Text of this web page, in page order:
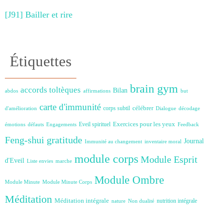
[J91] Bailler et rire
Étiquettes
abdos accords toltèques affirmations Bilan brain gym but
d'amélioration carte d'immunité corps subtil célébrer Dialogue décodage
émotions défauts Engagements Eveil spirituel Exercices pour les yeux Feedback
Feng-shui gratitude Immunité au changement inventaire moral Journal
d'Eveil Liste envies marche module corps Module Esprit
Module Minute Module Minute Corps Module Ombre
Méditation Méditation intégrale nature Non dualité nutrition intégrale